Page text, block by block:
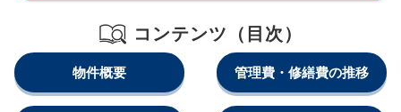
コンテンツ（目次）
物件概要 管理費・修繕費の推移